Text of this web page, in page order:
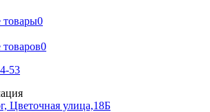
товары0
0
53
Цветочная улица,18Б